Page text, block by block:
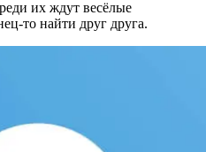
их ждут весёлые
то найти друг друга.